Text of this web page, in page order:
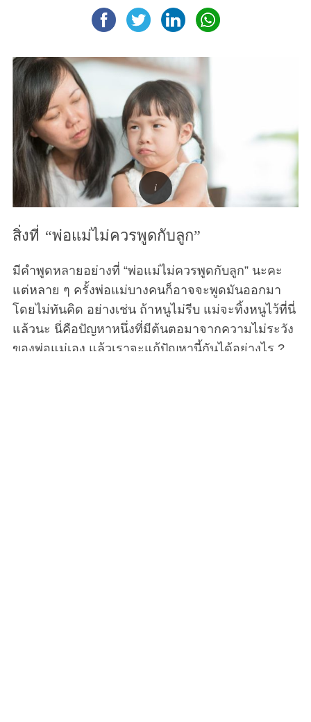
สิ่งที่ “พ่อแม่ไม่ควรพูดกับลูก”
มีคำพูดหลายอย่างที่ “พ่อแม่ไม่ควรพูดกับลูก” นะคะ
แต่หลาย ๆ ครั้งพ่อแม่บางคนก็อาจจะพูดมันออกมา
โดยไม่ทันคิด อย่างเช่น ถ้าหนูไม่รีบ แม่จะทิ้งหนูไว้ที่นี่
แล้วนะ นี่คือปัญหาหนึ่งที่มีต้นตอมาจากความไม่ระวัง
ของพ่อแม่เอง แล้วเราจะแก้ปัญหานี้กันได้อย่างไร ?